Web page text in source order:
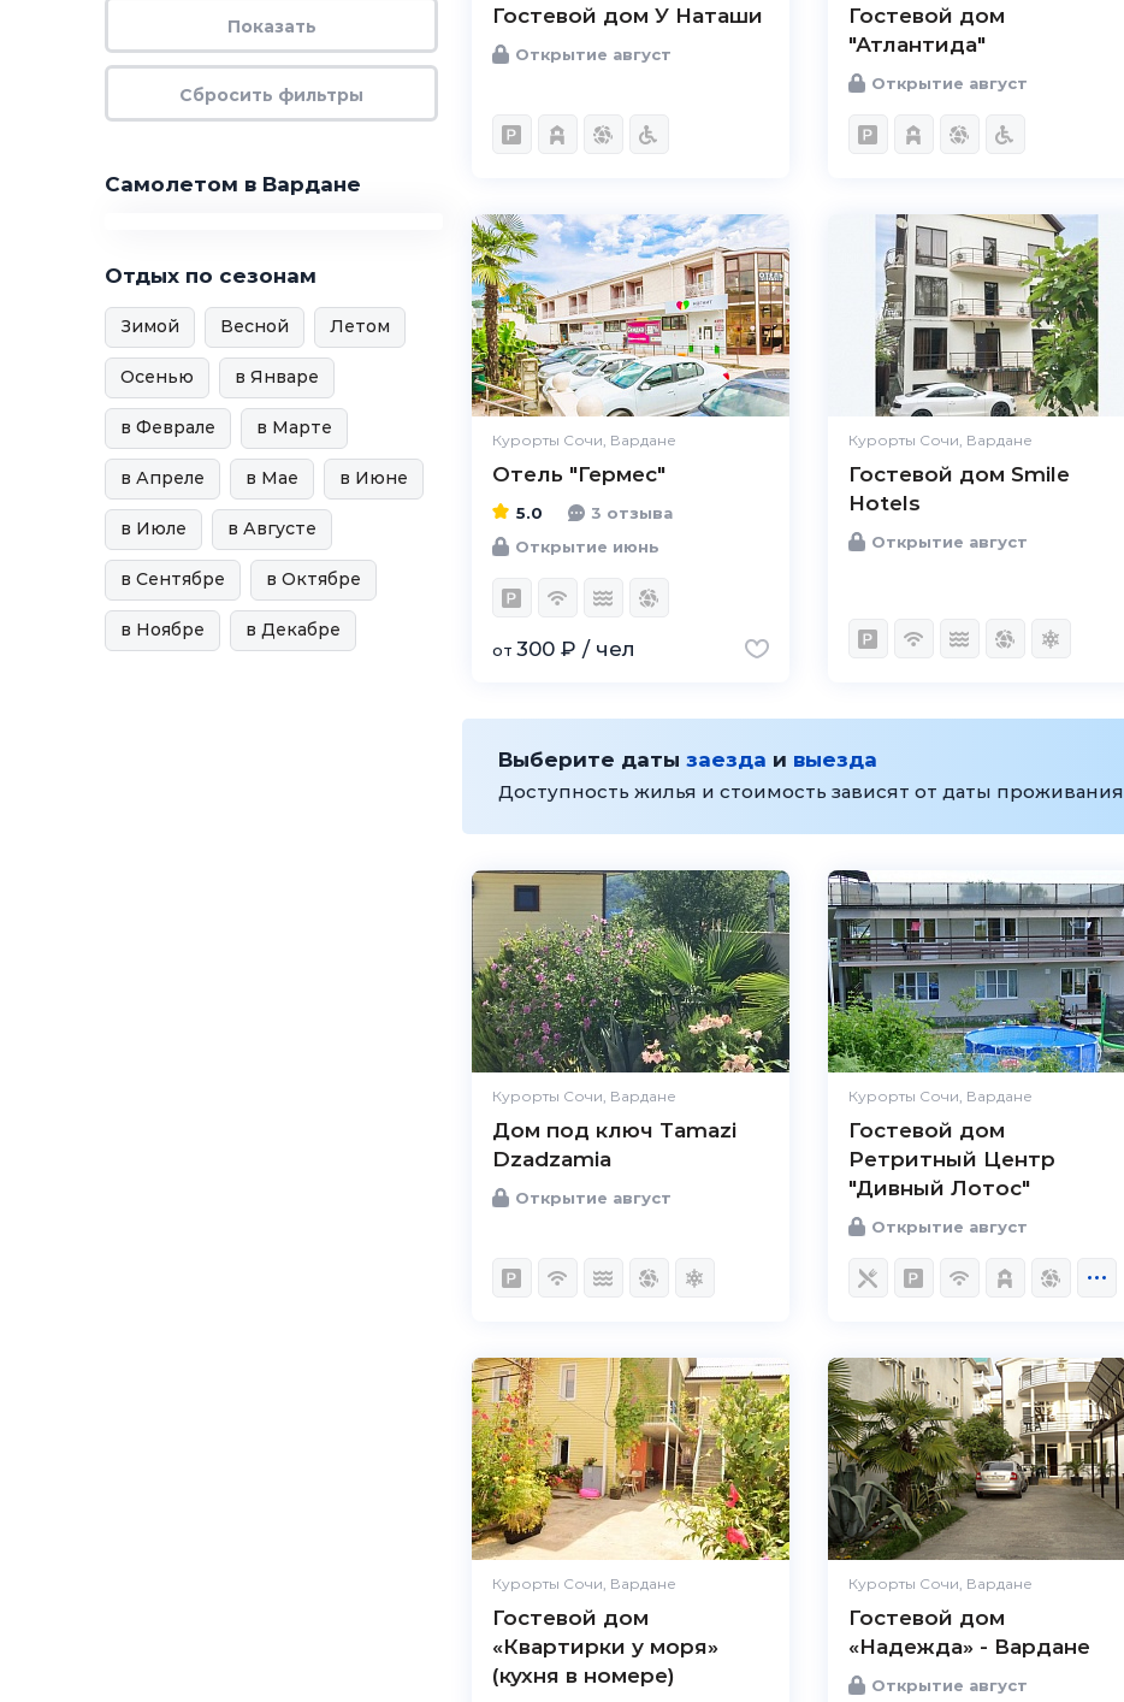
Самолетом в Вардане
Отдых по сезонам
Зимой Весной Летом
Осенью в Январе
в Феврале в Марте
в Апреле в Мае в Июне
в Июле в Августе
в Сентябре в Октябре
в Ноябре в Декабре
Гостевой дом У Наташи
Открытие август
Гостевой дом
"Атлантида"
Открытие август
Курорты Сочи, Вардане
Отель "Гермес"
5.0 Великолепно
Великолепно
Расположение Великолепно
Удобства Великолепно
Великолепно
Персонал Великолепно
5.0
3 отзыва
Открытие июнь
от 300 ₽ / чел
Курорты Сочи, Вардане
Гостевой дом Smile
Hotels
Открытие август
Выберите даты заезда и выезда
Доступность жилья и стоимость зависят от даты проживания
Курорты Сочи, Вардане
Дом под ключ Tamazi
Dzadzamia
Открытие август
Курорты Сочи, Вардане
Гостевой дом
Ретритный Центр
"Дивный Лотос"
Открытие август
Курорты Сочи, Вардане
Гостевой дом
«Квартирки у моря»
(кухня в номере)
Курорты Сочи, Вардане
Гостевой дом
«Надежда» - Вардане
Открытие август